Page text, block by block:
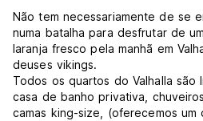
Não tem necessariamente de se
numa batalha para desfrutar de
laranja fresco pela manhã em
deuses vikings.
Todos os quartos do Valhalla são
casa de banho privativa,
camas king-size, (oferecemos um